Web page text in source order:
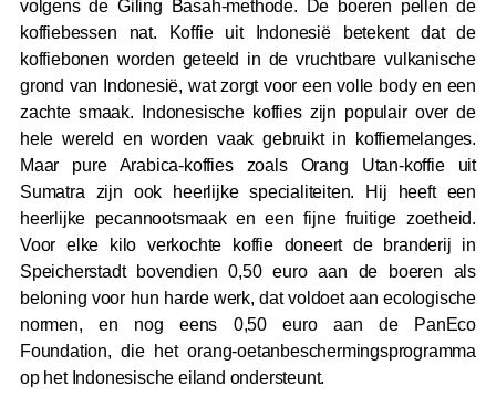
volgens de Giling Basah-methode. De boeren pellen de
koffiebessen nat. Koffie uit Indonesië betekent dat de
koffiebonen worden geteeld in de vruchtbare vulkanische
grond van Indonesië, wat zorgt voor een volle body en een
zachte smaak. Indonesische koffies zijn populair over de
hele wereld en worden vaak gebruikt in koffiemelanges.
Maar pure Arabica-koffies zoals Orang Utan-koffie uit
Sumatra zijn ook heerlijke specialiteiten. Hij heeft een
heerlijke pecannootsmaak en een fijne fruitige zoetheid.
Voor elke kilo verkochte koffie doneert de branderij in
Speicherstadt bovendien 0,50 euro aan de boeren als
beloning voor hun harde werk, dat voldoet aan ecologische
normen, en nog eens 0,50 euro aan de PanEco
Foundation, die het orang-oetanbeschermingsprogramma
op het Indonesische eiland ondersteunt.